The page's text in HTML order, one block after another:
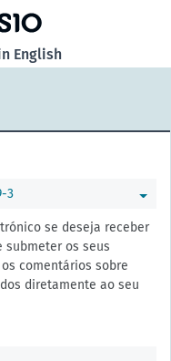
English
3
se deseja receber
submeter os seus
comentários sobre
diretamente ao seu